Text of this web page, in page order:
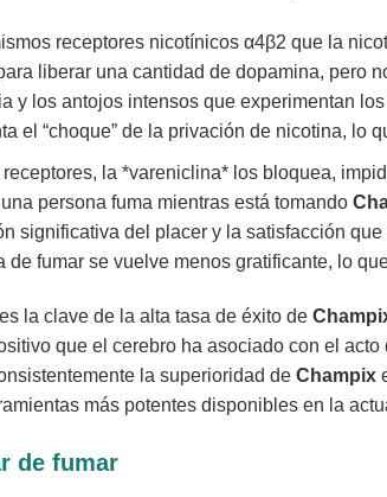
receptores nicotínicos α4β2 que la
liberar una cantidad de dopamina, pero
y los antojos intensos que experimentan
el “choque” de la privación de nicotina, lo
la *vareniclina* los bloquea,
persona fuma mientras está tomando
significativa del placer y la satisfacción
fumar se vuelve menos gratificante, lo
la clave de la alta tasa de éxito de
que el cerebro ha asociado con el
la superioridad de Champix
más potentes disponibles en la
de fumar